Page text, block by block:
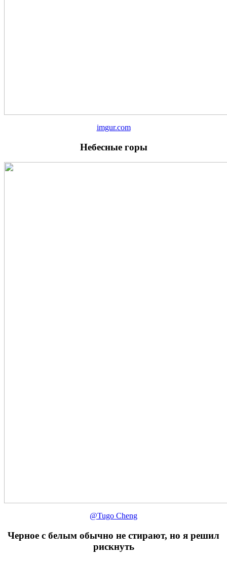
imgur.com
Небесные горы
@Tugo Cheng
Черное с белым обычно не стирают, но я решил
рискнуть